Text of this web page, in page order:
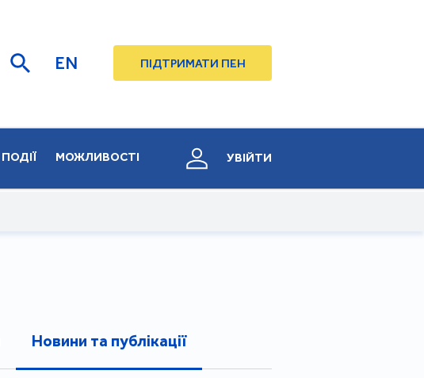
EN ПІДТРИМАТИ ПЕН
ПОДІЇ МОЖЛИВОСТІ УВІЙТИ
Новини та публікації